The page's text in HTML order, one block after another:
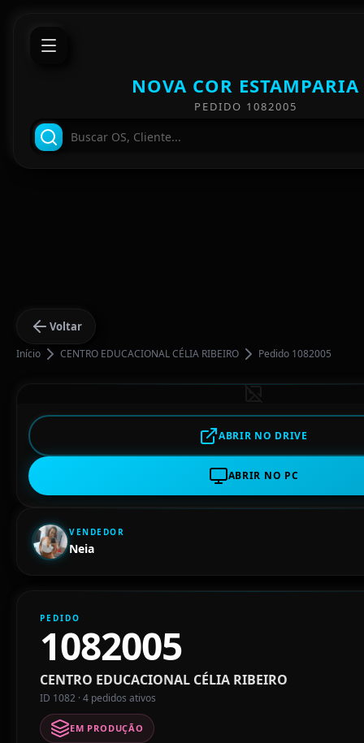
NOVA COR ESTAMPARIA
PEDIDO 1082005
Voltar
Início CENTRO EDUCACIONAL CÉLIA RIBEIRO Pedido 1082005
ABRIR NO DRIVE
ABRIR NO PC
VENDEDOR
Neia
PEDIDO
1082005
CENTRO EDUCACIONAL CÉLIA RIBEIRO
ID 1082 · 4 pedidos ativos
EM PRODUÇÃO